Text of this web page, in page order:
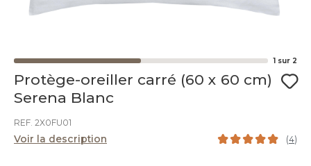
1 sur 2
Protège-oreiller carré (60 x 60 cm)
Serena Blanc
REF. 2X0FU01
Voir la description (4)